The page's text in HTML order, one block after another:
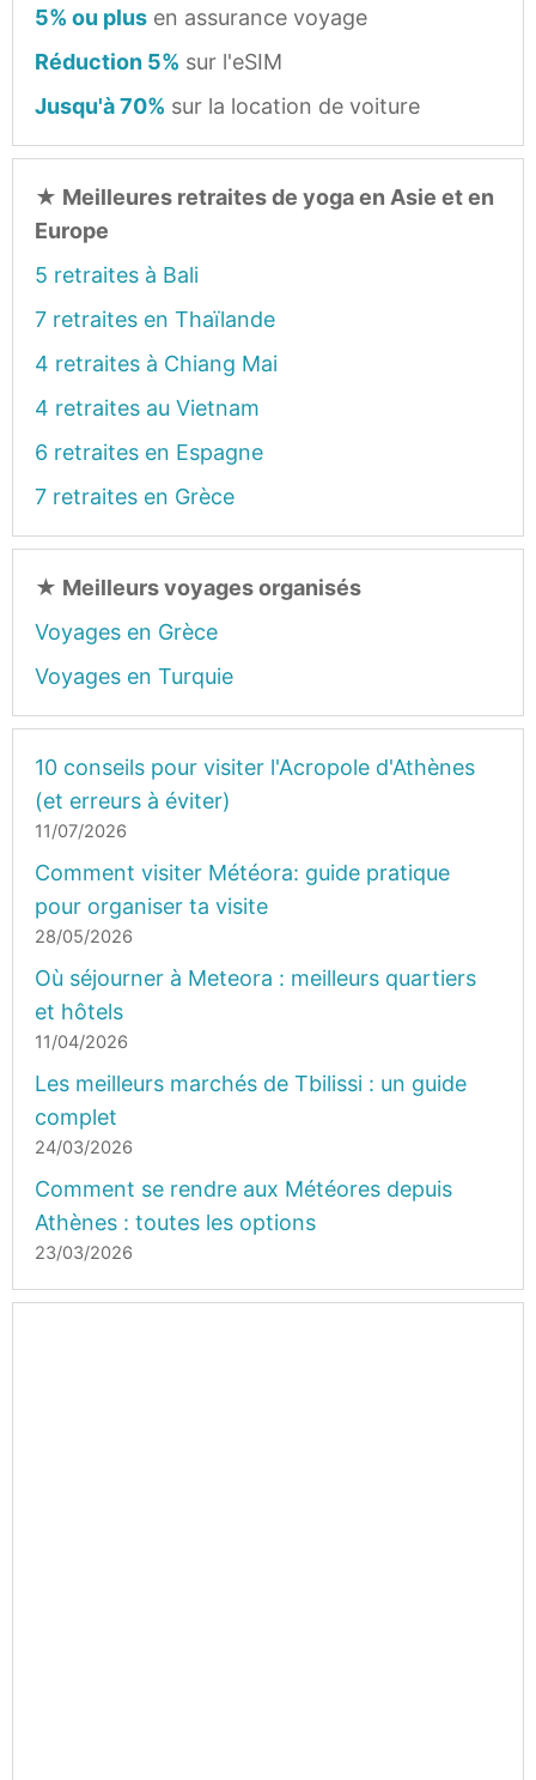
5% ou plus en assurance voyage
Réduction 5% sur l'eSIM
Jusqu'à 70% sur la location de voiture
★ Meilleures retraites de yoga en Asie et en
Europe
5 retraites à Bali
7 retraites en Thaïlande
4 retraites à Chiang Mai
4 retraites au Vietnam
6 retraites en Espagne
7 retraites en Grèce
★ Meilleurs voyages organisés
Voyages en Grèce
Voyages en Turquie
10 conseils pour visiter l'Acropole d'Athènes
(et erreurs à éviter)
11/07/2026
Comment visiter Météora: guide pratique
pour organiser ta visite
28/05/2026
Où séjourner à Meteora : meilleurs quartiers
et hôtels
11/04/2026
Les meilleurs marchés de Tbilissi : un guide
complet
24/03/2026
Comment se rendre aux Météores depuis
Athènes : toutes les options
23/03/2026